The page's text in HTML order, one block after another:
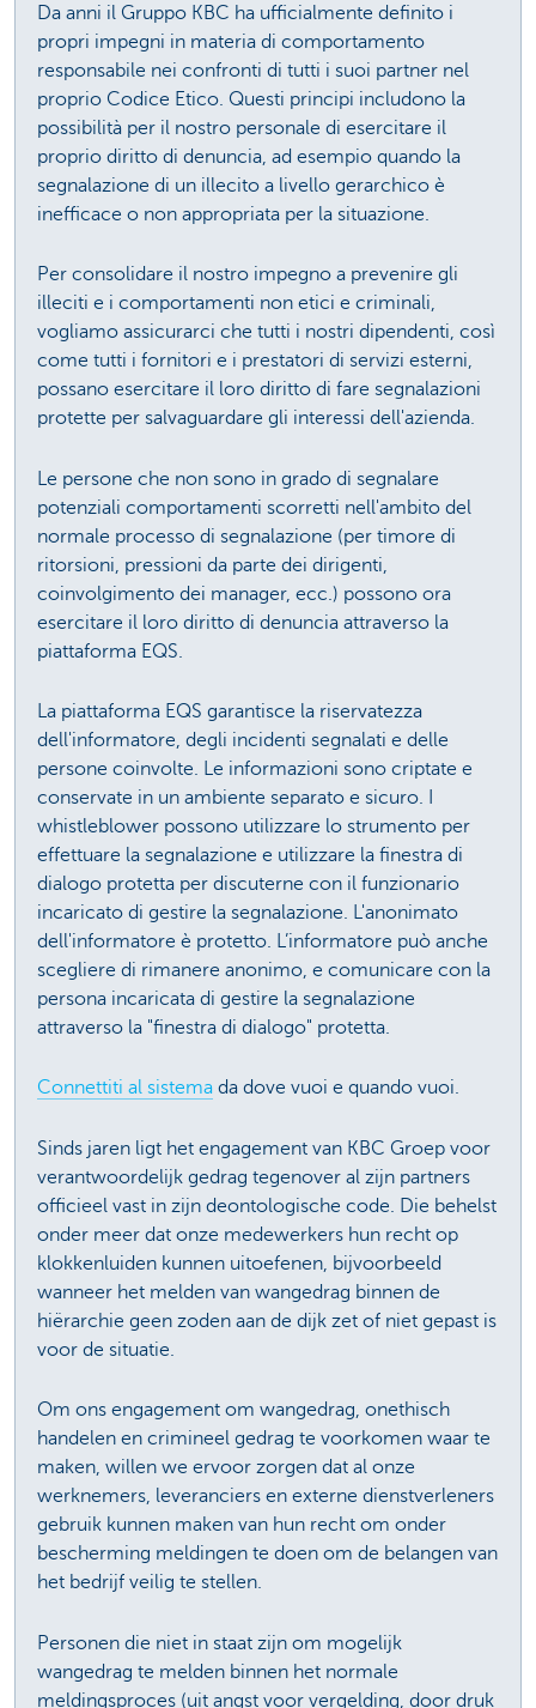
Da anni il Gruppo KBC ha ufficialmente definito i
propri impegni in materia di comportamento
responsabile nei confronti di tutti i suoi partner nel
proprio Codice Etico. Questi principi includono la
possibilità per il nostro personale di esercitare il
proprio diritto di denuncia, ad esempio quando la
segnalazione di un illecito a livello gerarchico è
inefficace o non appropriata per la situazione.
Per consolidare il nostro impegno a prevenire gli
illeciti e i comportamenti non etici e criminali,
vogliamo assicurarci che tutti i nostri dipendenti, così
come tutti i fornitori e i prestatori di servizi esterni,
possano esercitare il loro diritto di fare segnalazioni
protette per salvaguardare gli interessi dell'azienda.
Le persone che non sono in grado di segnalare
potenziali comportamenti scorretti nell'ambito del
normale processo di segnalazione (per timore di
ritorsioni, pressioni da parte dei dirigenti,
coinvolgimento dei manager, ecc.) possono ora
esercitare il loro diritto di denuncia attraverso la
piattaforma EQS.
La piattaforma EQS garantisce la riservatezza
dell'informatore, degli incidenti segnalati e delle
persone coinvolte. Le informazioni sono criptate e
conservate in un ambiente separato e sicuro. I
whistleblower possono utilizzare lo strumento per
effettuare la segnalazione e utilizzare la finestra di
dialogo protetta per discuterne con il funzionario
incaricato di gestire la segnalazione. L'anonimato
dell'informatore è protetto. L’informatore può anche
scegliere di rimanere anonimo, e comunicare con la
persona incaricata di gestire la segnalazione
attraverso la "finestra di dialogo" protetta.
Connettiti al sistema da dove vuoi e quando vuoi.
Sinds jaren ligt het engagement van KBC Groep voor
verantwoordelijk gedrag tegenover al zijn partners
officieel vast in zijn deontologische code. Die behelst
onder meer dat onze medewerkers hun recht op
klokkenluiden kunnen uitoefenen, bijvoorbeeld
wanneer het melden van wangedrag binnen de
hiërarchie geen zoden aan de dijk zet of niet gepast is
voor de situatie.
Om ons engagement om wangedrag, onethisch
handelen en crimineel gedrag te voorkomen waar te
maken, willen we ervoor zorgen dat al onze
werknemers, leveranciers en externe dienstverleners
gebruik kunnen maken van hun recht om onder
bescherming meldingen te doen om de belangen van
het bedrijf veilig te stellen.
Personen die niet in staat zijn om mogelijk
wangedrag te melden binnen het normale
meldingsproces (uit angst voor vergelding, door druk